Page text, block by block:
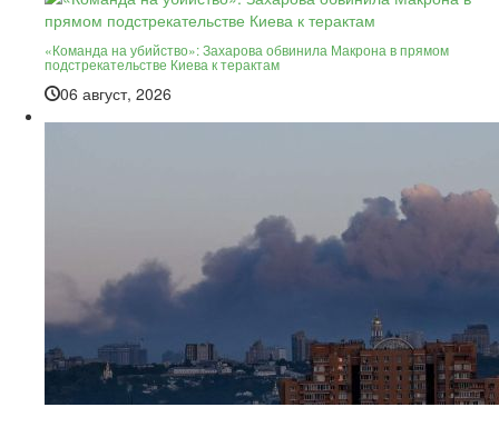
«Команда на убийство»: Захарова обвинила Макрона в прямом
подстрекательстве Киева к терактам
06 август, 2026